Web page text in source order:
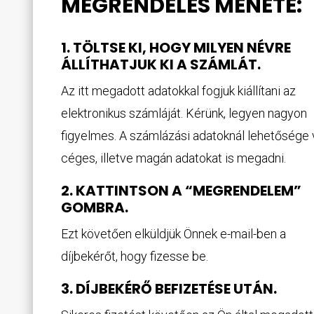
1. TÖLTSE KI, HOGY MILYEN NÉVRE
ÁLLÍTHATJUK KI A SZÁMLÁT.
Az itt megadott adatokkal fogjuk kiállítani az
elektronikus számláját. Kérünk, legyen nagyon
figyelmes. A számlázási adatoknál lehetősége
céges, illetve magán adatokat is megadni.
2. KATTINTSON A “MEGRENDELEM”
GOMBRA.
Ezt követően elküldjük Önnek e-mail-ben a
díjbekérőt, hogy fizesse be.
3. DÍJBEKÉRŐ BEFIZETÉSE UTÁN.